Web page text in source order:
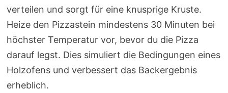
verteilen und sorgt für eine knusprige Kruste.
Heize den Pizzastein mindestens 30 Minuten bei
höchster Temperatur vor, bevor du die Pizza
darauf legst. Dies simuliert die Bedingungen eines
Holzofens und verbessert das Backergebnis
erheblich.